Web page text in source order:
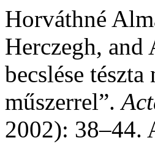
Horváthné
Herczegh, and
becslése
műszerrel”.
2002): 38–44.